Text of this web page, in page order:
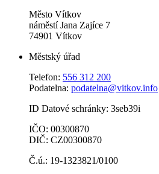
Město Vítkov
náměstí Jana Zajíce 7
74901 Vítkov
Městský úřad
Telefon: 556 312 200
Podatelna: podatelna@vitkov.info
ID Datové schránky: 3seb39i
IČO: 00300870
DIČ: CZ00300870
Č.ú.: 19-1323821/0100